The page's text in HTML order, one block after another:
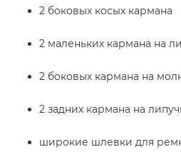
2 боковых косых кармана
2 маленьких кармана на
2 боковых кармана на
2 задних кармана на
широкие шлевки для